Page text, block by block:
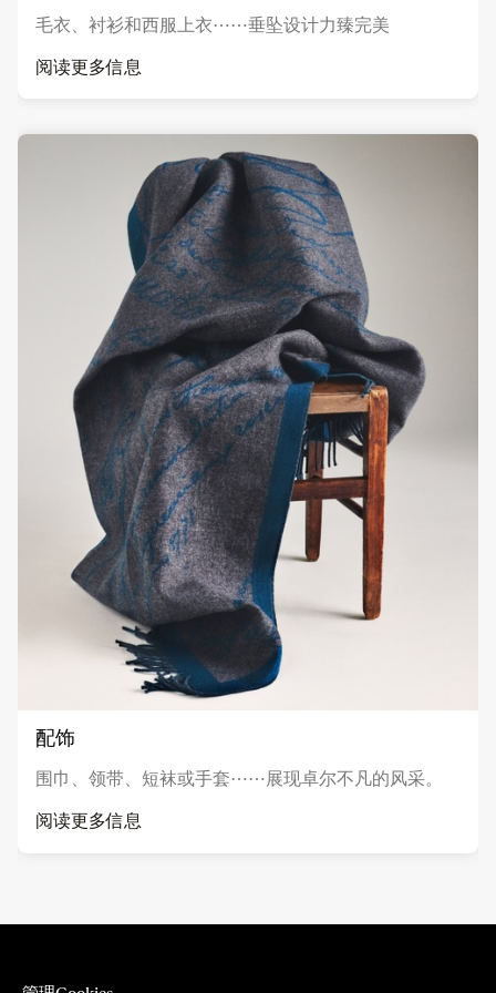
毛衣、衬衫和西服上衣⋯⋯垂坠设计力臻完美
阅读更多信息
配饰
围巾、领带、短袜或手套⋯⋯展现卓尔不凡的风采。
阅读更多信息